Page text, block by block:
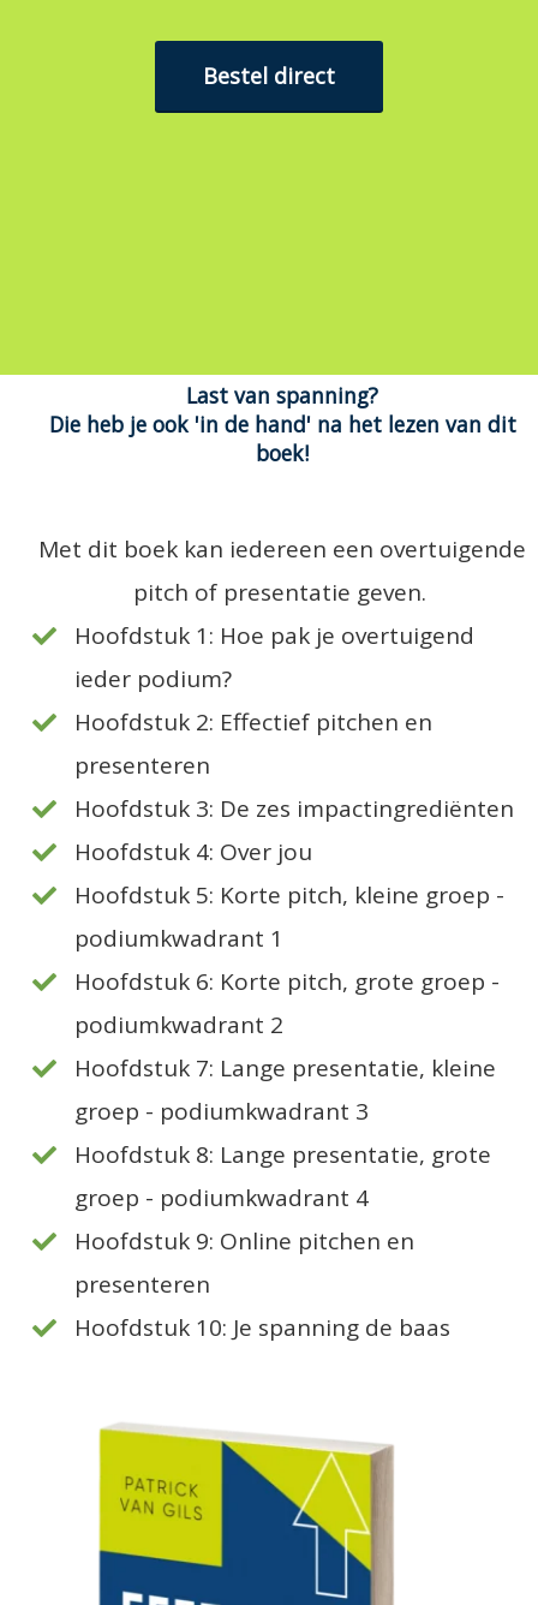
Bestel direct
Last van spanning?
Die heb je ook 'in de hand' na het lezen van dit
boek!
Met dit boek kan iedereen een overtuigende
pitch of presentatie geven.
Hoofdstuk 1: Hoe pak je overtuigend
ieder podium?
Hoofdstuk 2: Effectief pitchen en
presenteren
Hoofdstuk 3: De zes impactingrediënten
Hoofdstuk 4: Over jou
Hoofdstuk 5: Korte pitch, kleine groep -
podiumkwadrant 1
Hoofdstuk 6: Korte pitch, grote groep -
podiumkwadrant 2
Hoofdstuk 7: Lange presentatie, kleine
groep - podiumkwadrant 3
Hoofdstuk 8: Lange presentatie, grote
groep - podiumkwadrant 4
Hoofdstuk 9: Online pitchen en
presenteren
Hoofdstuk 10: Je spanning de baas